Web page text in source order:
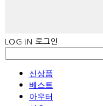
LOG IN 로그인
신상품
베스트
아우터